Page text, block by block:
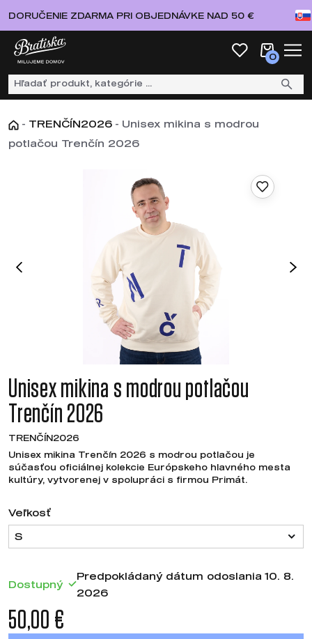
DORUČENIE ZDARMA PRI OBJEDNÁVKE NAD 50 €
0
- TRENČÍN2026 - Unisex mikina s modrou
potlačou Trenčín 2026
Unisex mikina s modrou potlačou
Trenčín 2026
TRENČÍN2026
Unisex mikina Trenčín 2026 s modrou potlačou je
súčasťou oficiálnej kolekcie Európskeho hlavného mesta
kultúry, vytvorenej v spolupráci s firmou Primát.
Veľkosť
S
Dostupný
Predpokládaný dátum odoslania 10. 8.
2026
50,00 €